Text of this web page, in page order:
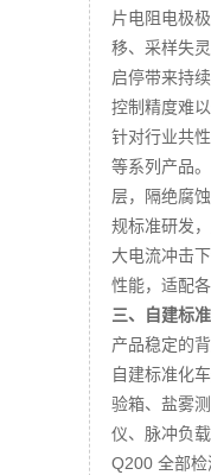
片电阻电极
移、采样失
启停带来持
控制精度难以
针对行业共
等系列产品
层，隔绝腐
规标准研发
大电流冲击
性能，适配
三、自建标
产品稳定的
自建标准化
验箱、盐雾
仪、脉冲负
Q200 全部检